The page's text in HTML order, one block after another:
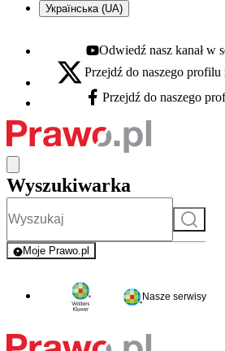
Українська (UA)
Youtube - otwiera się w nowej
Odwiedź nasz kanał w
X - otwiera się w nowej karcie
Przejdź do naszego
Facebook - otwiera się w nowej
Przejdź do naszego
Wyszukiwarka
Szukaj
Moje Prawo.pl
- rejestracja i logowanie do serwisu
Nasze serwisy